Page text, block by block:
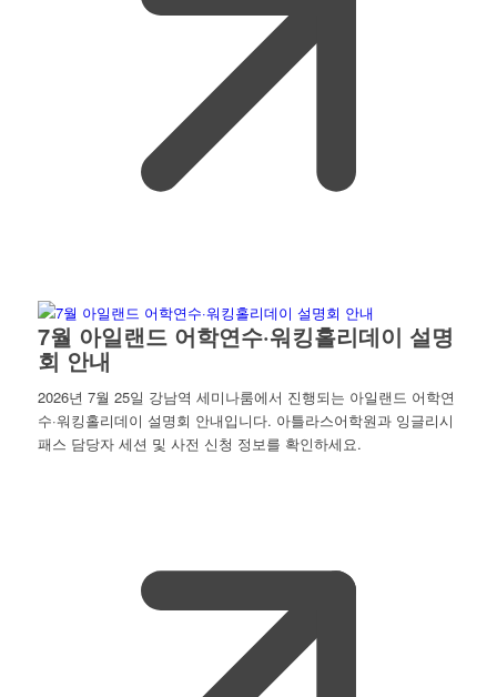
7월 아일랜드 어학연수·워킹홀리데이 설명
회 안내
2026년 7월 25일 강남역 세미나룸에서 진행되는 아일랜드 어학연
수·워킹홀리데이 설명회 안내입니다. 아틀라스어학원과 잉글리시
패스 담당자 세션 및 사전 신청 정보를 확인하세요.